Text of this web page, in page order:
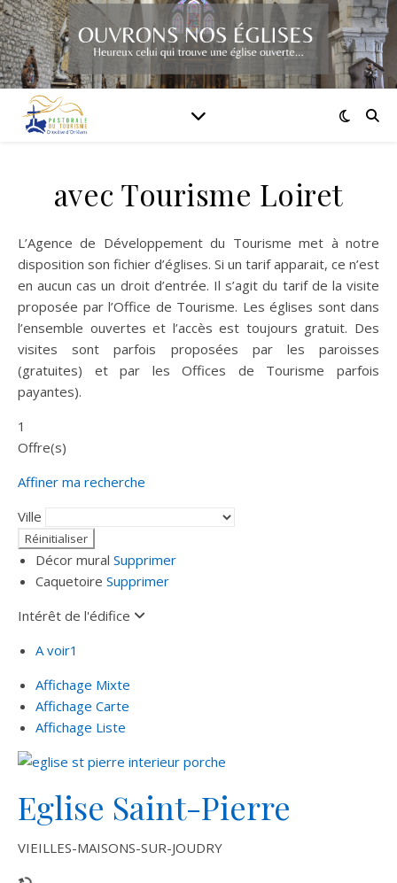
avec Tourisme Loiret
L’Agence de Développement du Tourisme met à notre
disposition son fichier d’églises. Si un tarif apparait, ce n’est
en aucun cas un droit d’entrée. Il s’agit du tarif de la visite
proposée par l’Office de Tourisme. Les églises sont dans
l’ensemble ouvertes et l’accès est toujours gratuit. Des
visites sont parfois proposées par les paroisses
(gratuites) et par les Offices de Tourisme parfois
payantes).
1
Offre(s)
Affiner ma recherche
Ville
Décor mural Supprimer
Caquetoire Supprimer
Intérêt de l'édifice
A voir1
Affichage Mixte
Affichage Carte
Affichage Liste
Eglise Saint-Pierre
VIEILLES-MAISONS-SUR-JOUDRY